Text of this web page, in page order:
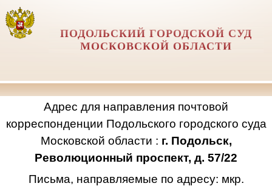
ПОДОЛЬСКИЙ ГОРОДСКОЙ СУД
МОСКОВСКОЙ ОБЛАСТИ
Адрес для направления почтовой
корреспонденции Подольского городского суда
Московской области : г. Подольск,
Революционный проспект, д. 57/22
Письма, направляемые по адресу: мкр.